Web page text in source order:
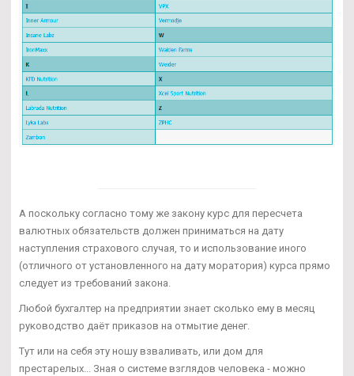
А поскольку согласно тому же закону курс для пересчета
валютных обязательств должен приниматься на дату
наступления страхового случая, то и использование иного
(отличного от установленного на дату моратория) курса прямо
следует из требований закона.
Любой бухгалтер на предприятии знает сколько ему в месяц
руководство даёт приказов на отмытие денег.
Тут или на себя эту ношу взваливать, или дом для
престарелых... Зная о системе взглядов человека - можно